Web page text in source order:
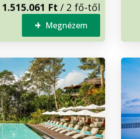
1.515.061 Ft / 2 fő-től
Megnézem